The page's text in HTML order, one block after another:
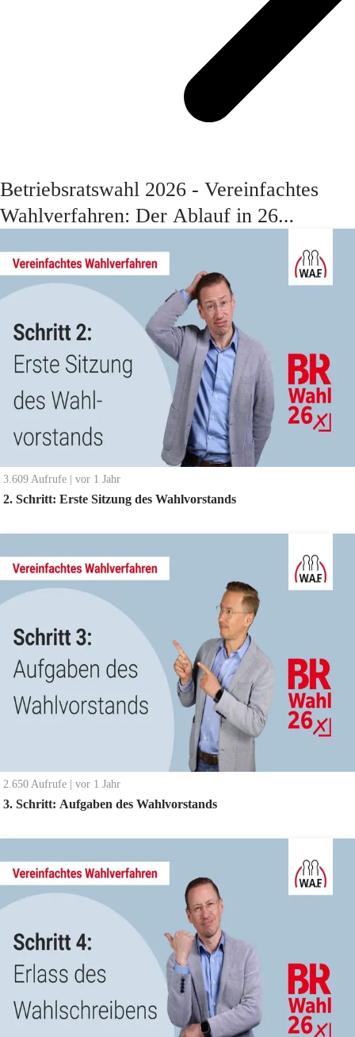
Be­triebs­rats­wahl 2026 - Vereinfachtes
Wahl­ver­fah­ren: Der Ablauf in 26
3.609 Aufrufe vor 1 Jahr
2. Schritt: Erste Sitzung des Wahlvorstands
2.650 Aufrufe vor 1 Jahr
3. Schritt: Aufgaben des Wahlvorstands